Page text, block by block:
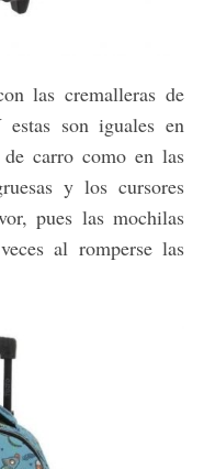
las cremalleras de
son iguales en
carro como en las
y los cursores
pues las mochilas
al romperse las